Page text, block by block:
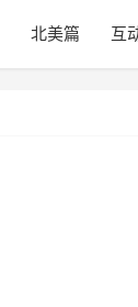
北美篇 互